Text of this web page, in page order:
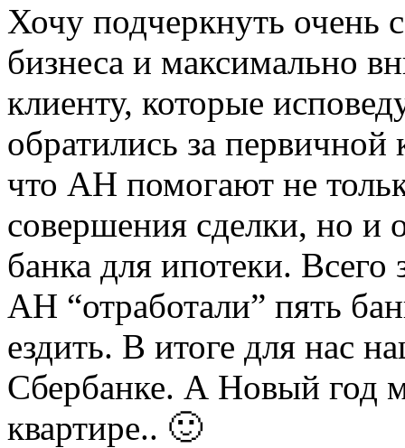
Хочу подчеркнуть очень
бизнеса и максимально
клиенту, которые
обратились за первичной
что АН помогают не
совершения сделки, но
банка для ипотеки. Всего
АН “отработали” пять
ездить. В итоге для нас
Сбербанке. А Новый год
квартире.. 🙂